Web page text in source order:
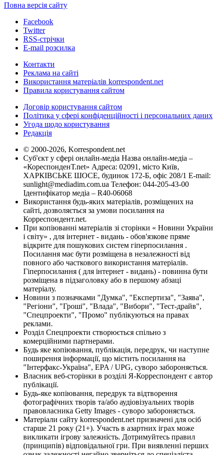
Повна версія сайту
Facebook
Twitter
RSS-стрічки
E-mail розсилка
Контакти
Реклама на сайті
Використання матеріалів korrespondent.net
Правила користування сайтом
Договір користування сайтом
Політика у сфері конфіденційності і персональних даних
Угода щодо користування
Редакція
© 2000-2026, Korrespondent.net
Суб'єкт у сфері онлайн-медіа Назва онлайн-медіа –
«КореспонденТ.net» Адреса: 02091, місто Київ,
ХАРКІВСЬКЕ ШОСЕ, будинок 172-Б, офіс 208/1 E-mail:
sunlight@mediadim.com.ua Телефон: 044-205-43-00
Ідентифікатор медіа – R40-06068
Використання будь-яких матеріалів, розміщених на
сайті, дозволяється за умови посилання на
Корреспондент.net.
При копіюванні матеріалів зі сторінки « Новини України
і світу» , для інтернет - видань - обов'язкове пряме
відкрите для пошукових систем гіперпосилання .
Посилання має бути розміщена в незалежності від
повного або часткового використання матеріалів.
Гіперпосилання ( для інтернет - видань) - повинна бути
розміщена в підзаголовку або в першому абзаці
матеріалу.
Новини з позначками "Думка", "Експертиза", "Заява",
"Регіони", "Гроші", "Влада", "Вибори", "Тест-драйв",
"Спецпроекти", "Промо" публікуються на правах
реклами.
Розділ Спецпроекти створюється спільно з
комерційними партнерами.
Будь яке копіювання, публікація, передрук, чи наступне
поширення інформації, що містить посилання на
"Інтерфакс-Україна", EPA / UPG, суворо забороняється.
Власник веб-сторінки в розділі Я-Корреспондент є автор
публікації.
Будь-яке копіювання, передрук та відтворення
фотографічних творів та/або аудіовізуальних творів
правовласника Getty Images - суворо забороняється.
Матеріали сайту korrespondent.net призначені для осіб
старше 21 року (21+). Участь в азартних іграх може
викликати ігрову залежність. Дотримуйтесь правил
(принципів) відповідальної гри. При виявленні перших